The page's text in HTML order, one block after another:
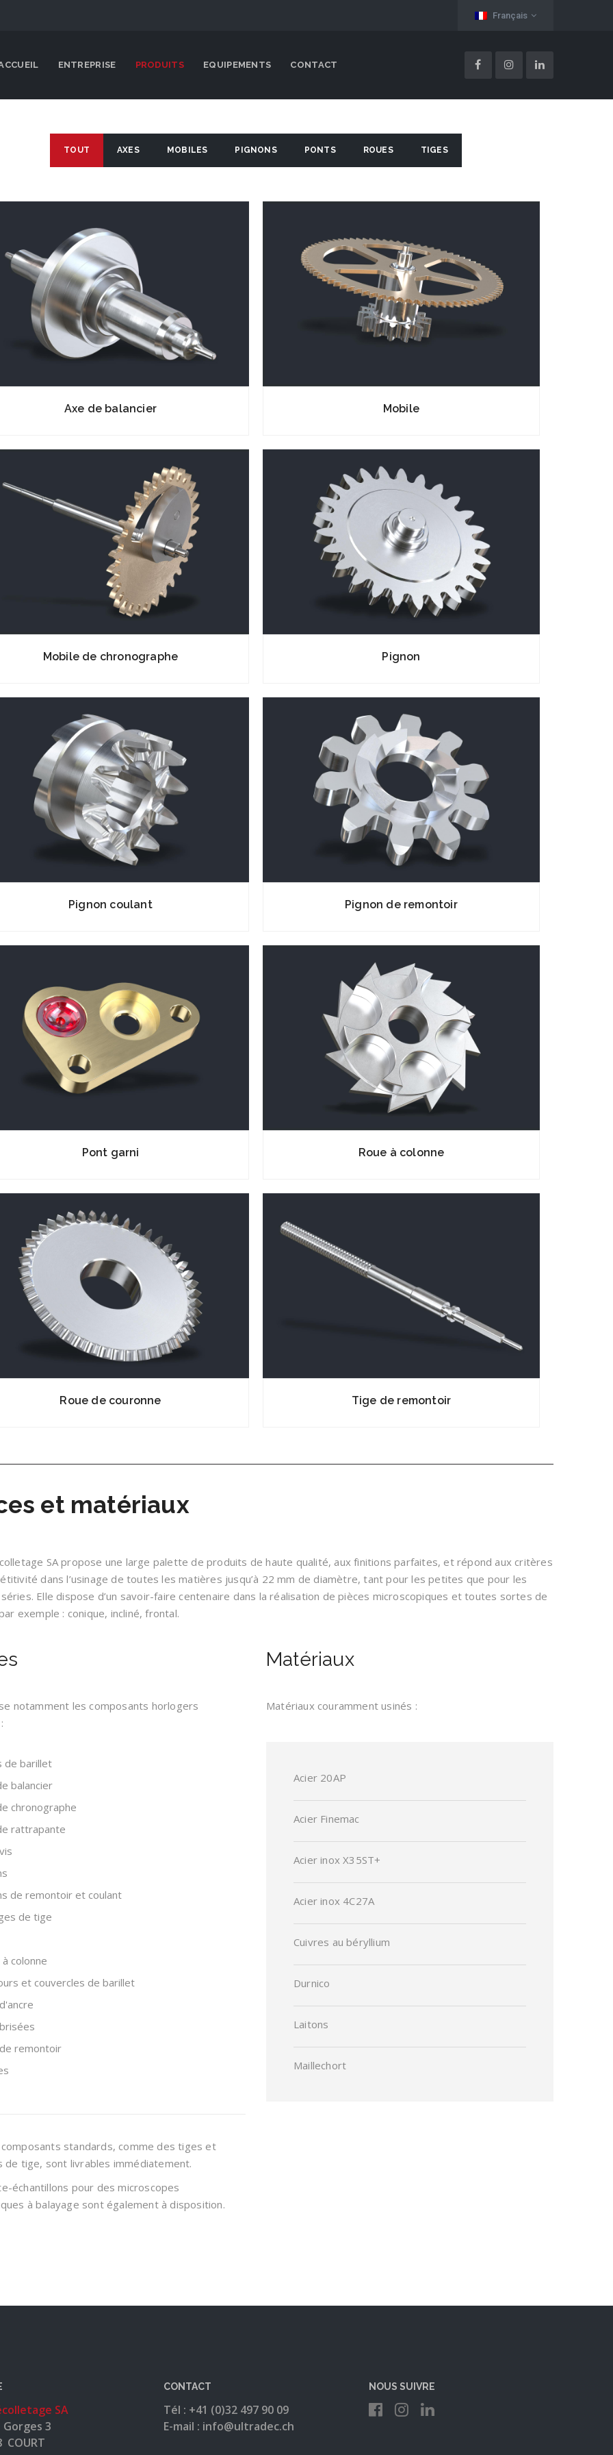
Français
ENTREPRISE PRODUITS EQUIPEMENTS CONTACT
TOUT AXES MOBILES PIGNONS PONTS ROUES TIGES
Axe de balancier Mobile
Mobile de chronographe Pignon
Pignon coulant Pignon de remontoir
Pont garni Roue à colonne
Roue de couronne Tige de remontoir
et matériaux
SA propose une large palette de produits de haute qualité, aux finitions parfaites, et répond aux critères
dans l’usinage de toutes les matières jusqu’à 22 mm de diamètre, tant pour les petites que pour les
Elle dispose d’un savoir-faire centenaire dans la réalisation de pièces microscopiques et toutes sortes de
exemple : conique, incliné, frontal.
notamment les composants horlogers
de barillet
balancier
chronographe
rattrapante
de remontoir et coulant
de tige
colonne
et couvercles de barillet
remontoir
standards, comme des tiges et
de tige, sont livrables immédiatement.
échantillons pour des microscopes
à balayage sont également à disposition.
Matériaux
Matériaux couramment usinés :
Acier 20AP
Acier Finemac
Acier inox X35ST+
Acier inox 4C27A
Cuivres au béryllium
Durnico
Laitons
Maillechort
SA
Gorges 3
COURT
CONTACT
Tél : +41 (0)32 497 90 09
E-mail : info@ultradec.ch
NOUS SUIVRE